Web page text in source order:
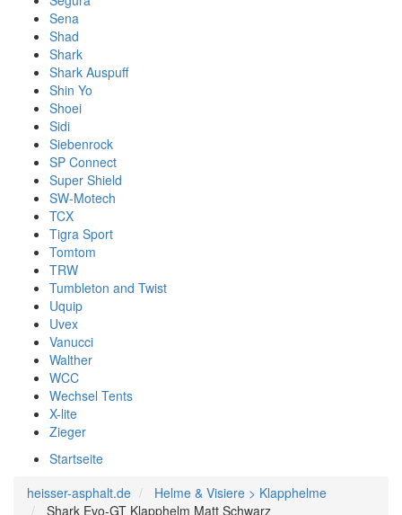
Sena
Shad
Shark
Shark Auspuff
Shin Yo
Shoei
Sidi
Siebenrock
SP Connect
Super Shield
SW-Motech
TCX
Tigra Sport
Tomtom
TRW
Tumbleton and Twist
Uquip
Uvex
Vanucci
Walther
WCC
Wechsel Tents
X-lite
Zieger
Startseite
heisser-asphalt.de
Helme & Visiere > Klapphelme
Shark Evo-GT Klapphelm Matt Schwarz